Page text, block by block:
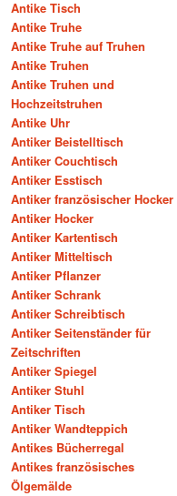
Antike Tisch
Antike Truhe
Antike Truhe auf Truhen
Antike Truhen
Antike Truhen und
Hochzeitstruhen
Antike Uhr
Antiker Beistelltisch
Antiker Couchtisch
Antiker Esstisch
Antiker französischer Hocker
Antiker Hocker
Antiker Kartentisch
Antiker Mitteltisch
Antiker Pflanzer
Antiker Schrank
Antiker Schreibtisch
Antiker Seitenständer für
Zeitschriften
Antiker Spiegel
Antiker Stuhl
Antiker Tisch
Antiker Wandteppich
Antikes Bücherregal
Antikes französisches
Ölgemälde